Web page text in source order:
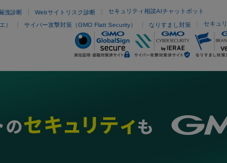
洩診断 Webサイトリスク診断 セキュリティ相談AIチャットボット
） サイバー攻撃対策（GMO Flatt Security） なりすまし対策 セキュ